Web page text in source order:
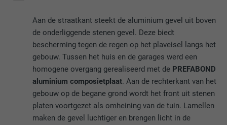
Aan de straatkant steekt de aluminium gevel uit boven
de onderliggende stenen gevel. Deze biedt
bescherming tegen de regen op het plaveisel langs het
gebouw. Tussen het huis en de garages werd een
homogene overgang gerealiseerd met de PREFABOND
aluminium composietplaat. Aan de rechterkant van het
gebouw op de begane grond wordt het front uit stenen
platen voortgezet als omheining van de tuin. Lamellen
maken de gevel luchtiger en brengen licht in de